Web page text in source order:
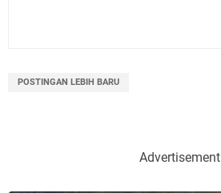
POSTINGAN LEBIH BARU
Advertisement